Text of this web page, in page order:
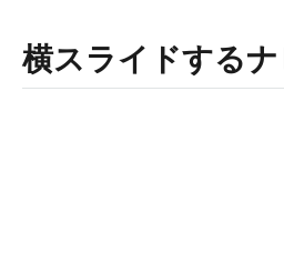
横スライドする